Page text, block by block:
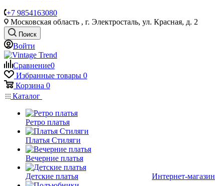
+7 9854163080
Московская область , г. Электросталь, ул. Красная, д. 2
Поиск
Войти
Сравнение0
Избранные товары 0
Корзина 0
Каталог
Ретро платья
Платья Стиляги
Вечерние платья
Детские платья Интернет-магазин